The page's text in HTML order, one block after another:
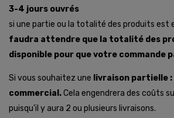
3-4 jours ouvrés
si une partie ou la totalité des produits est
faudra attendre que la totalité des
disponible pour que votre commande
Si vous souhaitez une livraison partielle
commercial.Cela engendrera des coûts
puisqu’il y aura 2 ou plusieurs livraisons.